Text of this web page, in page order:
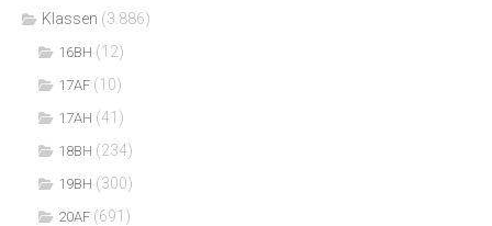
Klassen (3.886)
16BH (12)
17AF (10)
17AH (41)
18BH (234)
19BH (300)
20AF (691)